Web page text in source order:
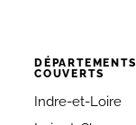
DÉPARTEMENTS
COUVERTS
Indre-et-Loire